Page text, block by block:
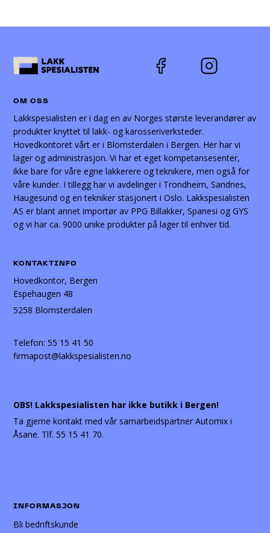
OM OSS
Lakkspesialisten er i dag en av Norges største leverandører av
produkter knyttet til lakk- og karosseriverksteder.
Hovedkontoret vårt er i Blomsterdalen i Bergen. Her har vi
lager og administrasjon. Vi har et eget kompetansesenter,
ikke bare for våre egne lakkerere og teknikere, men også for
våre kunder. I tillegg har vi avdelinger i Trondheim, Sandnes,
Haugesund og en tekniker stasjonert i Oslo. Lakkspesialisten
AS er blant annet importør av PPG Billakker, Spanesi og GYS
og vi har ca. 9000 unike produkter på lager til enhver tid.
KONTAKTINFO
Hovedkontor, Bergen
Espehaugen 48
5258 Blomsterdalen
Telefon:55 15 41 50
firmapost@lakkspesialisten.no
OBS! Lakkspesialisten har ikke butikk i Bergen!
Ta gjerne kontakt med vår samarbeidspartner Automix i
Åsane. Tlf. 55 15 41 70.
INFORMASJON
Bli bedriftskunde